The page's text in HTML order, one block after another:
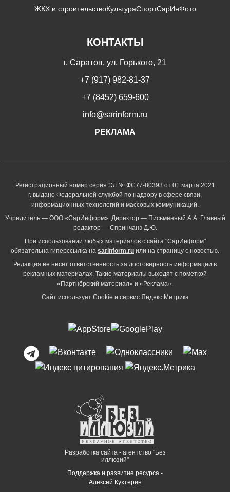
ЖКХ и строительствоКультураСпортСарИнФото
КОНТАКТЫ
г. Саратов, ул. Горького, 21
+7 (917) 982-81-37
+7 (8452) 659-600
info@sarinform.ru
РЕКЛАМА
Регистрационный номер серия Эл № ФС77-80393 от 01 марта 2021
г. выдано Федеральной службой по надзору в сфере связи,
информационных технологий и массовых коммуникаций.
Учредитель — ООО «СарИнформ». Директор — Письменный А.А. Главный
редактор — Спринчанэ Д.Ю.
При использовании любых материалов с сайта "СарИнформ"
обязательна гиперссылка на sarinform.ru или на страницу с новостью.
Редакция не несет ответственность за достоверность информации в
рекламных материалах. Такие материалы выходят с пометкой
«Партнёрский материал» и «Реклама».
Сайт использует Cookie и сервиc Яндекс.Метрика
Разработка сайта - агентство "Без
иллюзий"
Поддержка и развитие ресурса -
Алексей Кухтерин